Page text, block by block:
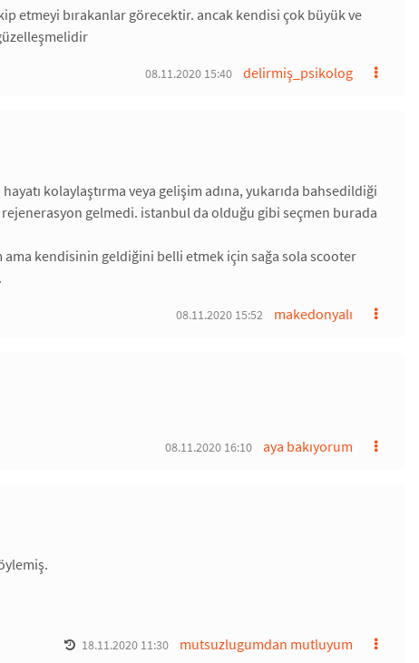
etmeyi bırakanlar görecektir. ancak kendisi çok büyük ve
delirmiş_psikolog
08.11.2020 15:40
kolaylaştırma veya gelişim adına, yukarıda bahsedildiği
gelmedi. istanbul da olduğu gibi seçmen burada
ama kendisinin geldiğini belli etmek için sağa sola scooter
makedonyalı
08.11.2020 15:52
aya bakıyorum
08.11.2020 16:10
mutsuzlugumdan mutluyum
18.11.2020 11:30